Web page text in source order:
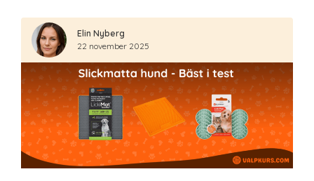
Elin Nyberg
22 november 2025